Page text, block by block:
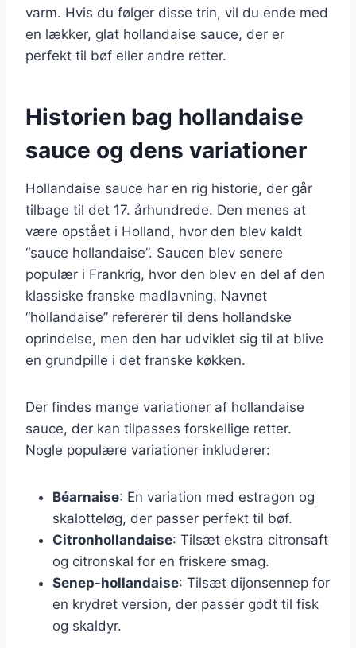
varm. Hvis du følger disse trin, vil du ende med
en lækker, glat hollandaise sauce, der er
perfekt til bøf eller andre retter.
Historien bag hollandaise
sauce og dens variationer
Hollandaise sauce har en rig historie, der går
tilbage til det 17. århundrede. Den menes at
være opstået i Holland, hvor den blev kaldt
“sauce hollandaise”. Saucen blev senere
populær i Frankrig, hvor den blev en del af den
klassiske franske madlavning. Navnet
“hollandaise” refererer til dens hollandske
oprindelse, men den har udviklet sig til at blive
en grundpille i det franske køkken.
Der findes mange variationer af hollandaise
sauce, der kan tilpasses forskellige retter.
Nogle populære variationer inkluderer:
Béarnaise: En variation med estragon og
skalotteløg, der passer perfekt til bøf.
Citronhollandaise: Tilsæt ekstra citronsaft
og citronskal for en friskere smag.
Senep-hollandaise: Tilsæt dijonsennep for
en krydret version, der passer godt til fisk
og skaldyr.